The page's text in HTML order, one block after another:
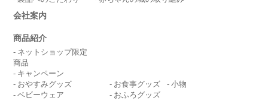
会社案内
商品紹介
ネットショップ限定
商品
キャンペーン
おやすみグッズ
ベビーウェア
お食事グッズ
小物
おふろグッズ